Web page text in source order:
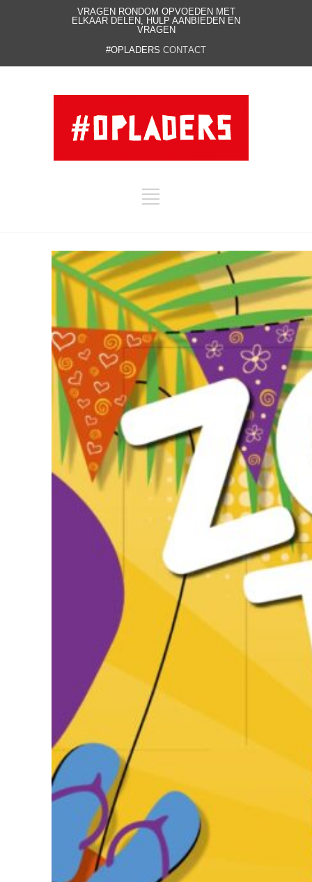
VRAGEN RONDOM OPVOEDEN MET
ELKAAR DELEN, HULP AANBIEDEN EN
VRAGEN
#OPLADERS CONTACT